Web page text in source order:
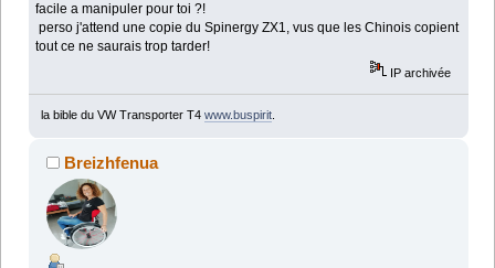
facile a manipuler pour toi ?!
perso j'attend une copie du Spinergy ZX1, vus que les Chinois copient
tout ce ne saurais trop tarder!
IP archivée
la bible du VW Transporter T4 www.buspirit.
Breizhfenua